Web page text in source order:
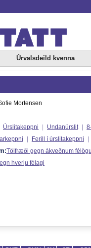
Úrvalsdeild kvenna
Mortensen
Úrslitakeppni | Undanúrslit |
| Ferill í úrslitakeppni |
Tölfræði gegn ákveðnum
hverju félagi